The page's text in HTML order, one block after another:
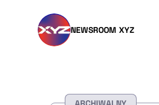
NEWSROOM XYZ